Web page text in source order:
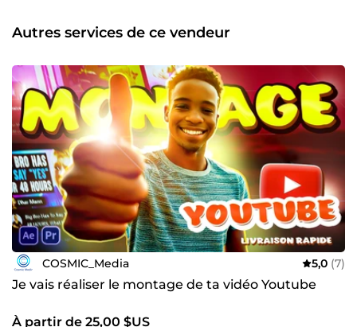
Autres services de ce vendeur
COSMIC_Media 5,0 (7)
Je vais réaliser le montage de ta vidéo Youtube
À partir de 25,00 $US